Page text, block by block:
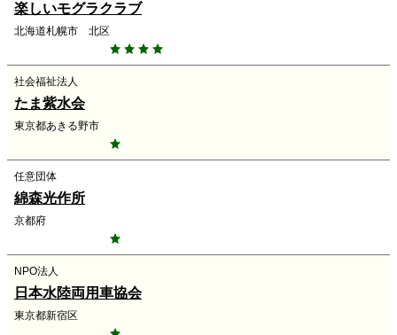
楽しいモグラクラブ
北海道札幌市 北区
社会福祉法人
たま紫水会
東京都あきる野市
任意団体
綿森光作所
京都府
NPO法人
日本水陸両用車協会
東京都新宿区